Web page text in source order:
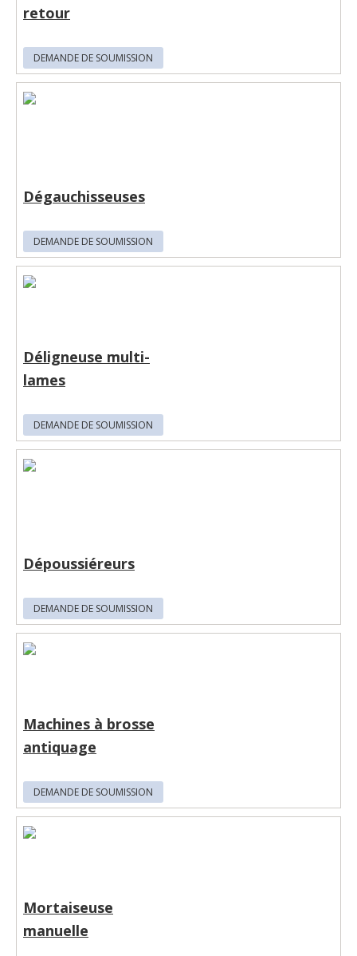
retour
DEMANDE DE SOUMISSION
Dégauchisseuses
DEMANDE DE SOUMISSION
Déligneuse multi-
lames
DEMANDE DE SOUMISSION
Dépoussiéreurs
DEMANDE DE SOUMISSION
Machines à brosse
antiquage
DEMANDE DE SOUMISSION
Mortaiseuse
manuelle